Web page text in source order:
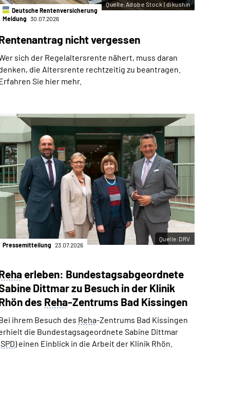
Deutsche Rentenversicherung
Meldung 30.07.2026
nicht vergessen
sich der Regelaltersrente nähert, muss daran
die Altersrente rechtzeitig zu beantragen.
Sie hier mehr.
Quelle:Adobe Stock | dikushin
Pressemitteilung 23.07.2026
erleben: Bundestags­­abgeordnete
Dittmar zu Besuch in der Klinik
des Reha-Zentrums Bad Kissingen
ihrem Besuch des Reha-Zentrums Bad Kissingen
die Bundestagsageordnete Sabine Dittmar
SPD) einen Einblick in die Arbeit der Klinik Rhön.
Quelle:DRV